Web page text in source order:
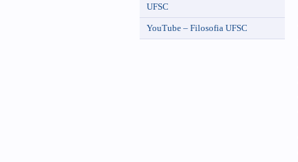
UFSC
YouTube – Filosofia UFSC